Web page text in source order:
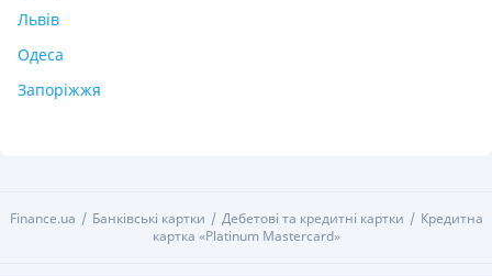
Львів
Одеса
Запоріжжя
Finance.ua Банківські картки Дебетові та кредитні картки
Кредитна
картка «Platinum Mastercard»